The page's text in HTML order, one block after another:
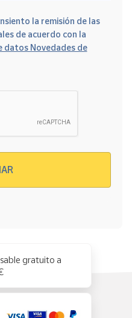
la remisión de las
de acuerdo con la
datos Novedades de
gratuito a